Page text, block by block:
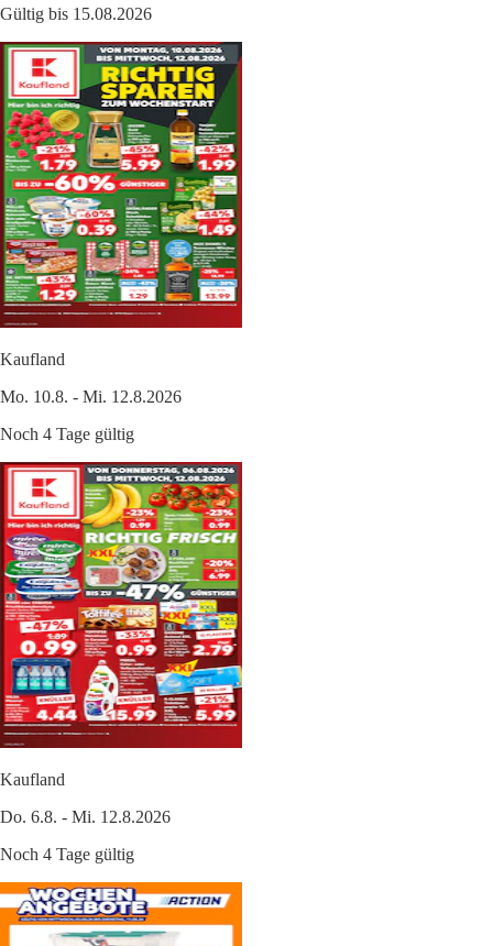
Gültig bis 15.08.2026
Kaufland
Mo. 10.8. - Mi. 12.8.2026
Noch 4 Tage gültig
Kaufland
Do. 6.8. - Mi. 12.8.2026
Noch 4 Tage gültig